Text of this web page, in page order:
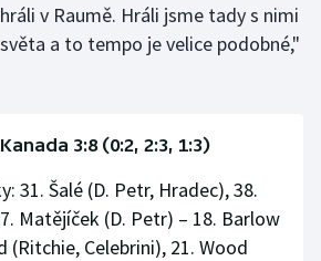
v Raumě. Hráli jsme tady s nimi
a to tempo je velice podobné,"
3:8 (0:2, 2:3, 1:3)
31. Šalé (D. Petr, Hradec), 38.
Matějíček (D. Petr) – 18. Barlow
(Ritchie, Celebrini), 21. Wood